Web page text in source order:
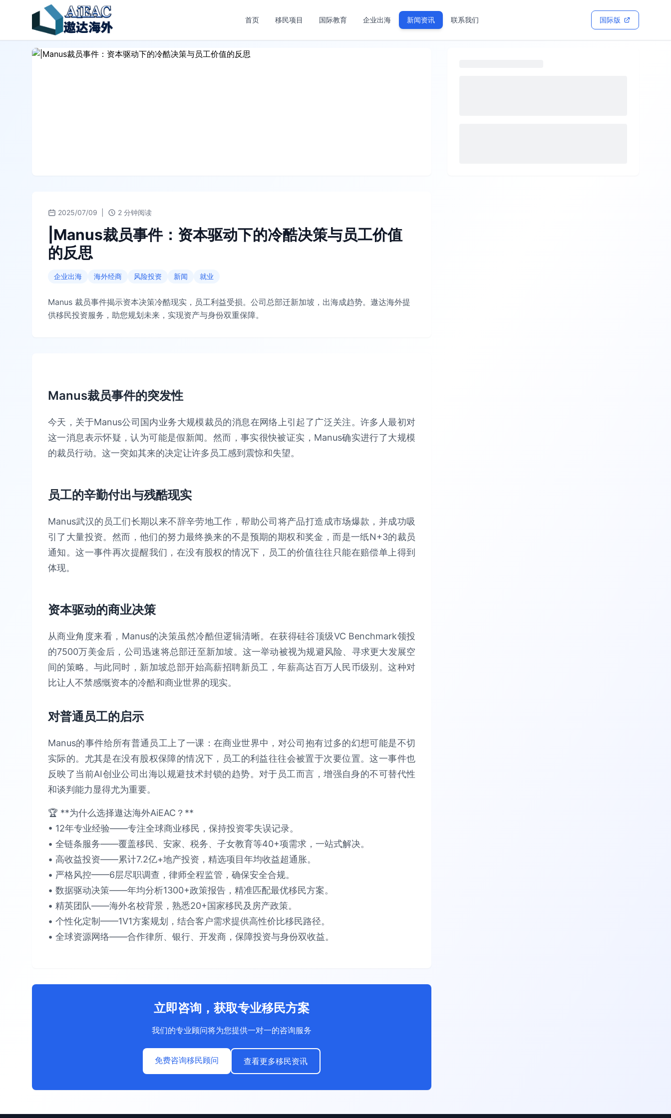
首页 移民项目 国际教育 企业出海 新闻资讯 联系我们 国际版
2025/07/09 2 分钟阅读
|Manus裁员事件：资本驱动下的冷酷决策与员工价值
的反思
企业出海 海外经商 风险投资 新闻 就业
Manus 裁员事件揭示资本决策冷酷现实，员工利益受损。公司总部迁新加坡，出海成趋势。遨达海外提
供移民投资服务，助您规划未来，实现资产与身份双重保障。
Manus裁员事件的突发性
今天，关于Manus公司国内业务大规模裁员的消息在网络上引起了广泛关注。许多人最初对
这一消息表示怀疑，认为可能是假新闻。然而，事实很快被证实，Manus确实进行了大规模
的裁员行动。这一突如其来的决定让许多员工感到震惊和失望。
员工的辛勤付出与残酷现实
Manus武汉的员工们长期以来不辞辛劳地工作，帮助公司将产品打造成市场爆款，并成功吸
引了大量投资。然而，他们的努力最终换来的不是预期的期权和奖金，而是一纸N+3的裁员
通知。这一事件再次提醒我们，在没有股权的情况下，员工的价值往往只能在赔偿单上得到
体现。
资本驱动的商业决策
从商业角度来看，Manus的决策虽然冷酷但逻辑清晰。在获得硅谷顶级VC Benchmark领投
的7500万美金后，公司迅速将总部迁至新加坡。这一举动被视为规避风险、寻求更大发展空
间的策略。与此同时，新加坡总部开始高薪招聘新员工，年薪高达百万人民币级别。这种对
比让人不禁感慨资本的冷酷和商业世界的现实。
对普通员工的启示
Manus的事件给所有普通员工上了一课：在商业世界中，对公司抱有过多的幻想可能是不切
实际的。尤其是在没有股权保障的情况下，员工的利益往往会被置于次要位置。这一事件也
反映了当前AI创业公司出海以规避技术封锁的趋势。对于员工而言，增强自身的不可替代性
和谈判能力显得尤为重要。
🏆 **为什么选择遨达海外AiEAC？**​​
• 12年专业经验​​——专注全球商业移民，保持​​投资零失误​​记录。
• 全链条服务​​——覆盖移民、安家、税务、子女教育等40+项需求，​​一站式解决​​。​​
• 高收益投资​​——累计​​7.2亿+​​地产投资，精选项目​​年均收益超通胀​​。​​
• 严格风控​​——6层尽职调查，律师全程监管，确保​​安全合规​​。​​
• 数据驱动决策​​——年均分析​​1300+政策报告​​，精准匹配最优移民方案。​​
• 精英团队​​——海外名校背景，熟悉​​20+国家​​移民及房产政策。​​
• 个性化定制​​——1V1方案规划，结合客户需求提供​​高性价比​​移民路径。​​
• 全球资源网络​​——合作律所、银行、开发商，保障​​投资与身份双收益​​。
立即咨询，获取专业移民方案
我们的专业顾问将为您提供一对一的咨询服务
免费咨询移民顾问 查看更多移民资讯